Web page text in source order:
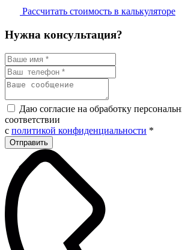
Рассчитать стоимость в калькуляторе
Нужна консультация?
Даю согласие на обработку
соответствии
с политикой конфиденциальности *